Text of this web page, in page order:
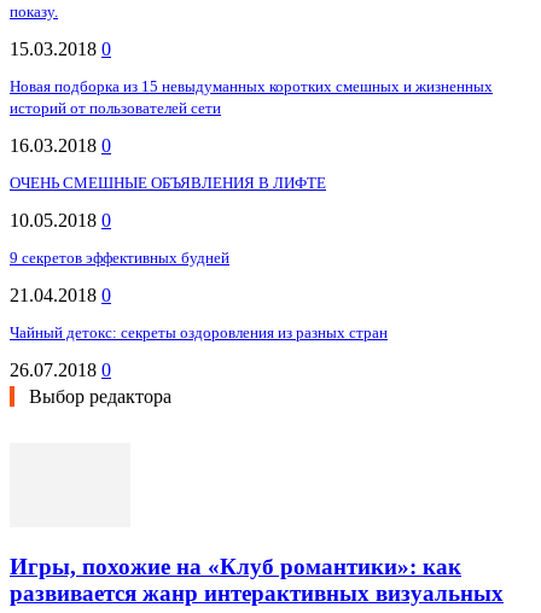
показу.
15.03.2018 0
Новая подборка из 15 невыдуманных коротких смешных и жизненных
историй от пользователей сети
16.03.2018 0
ОЧЕНЬ СМЕШНЫЕ ОБЪЯВЛЕНИЯ В ЛИФТЕ
10.05.2018 0
9 секретов эффективных будней
21.04.2018 0
Чайный детокс: секреты оздоровления из разных стран
26.07.2018 0
Выбор редактора
Игры, похожие на «Клуб романтики»: как
развивается жанр интерактивных визуальных